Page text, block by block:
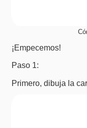
¡Empecemos!
Paso 1:
Primero, dibuja la